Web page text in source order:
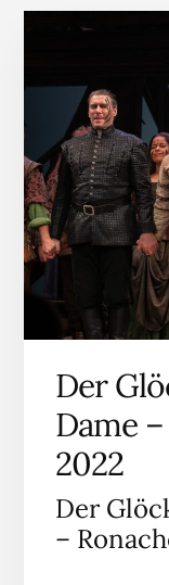
Der
Dame
2022
Der
–